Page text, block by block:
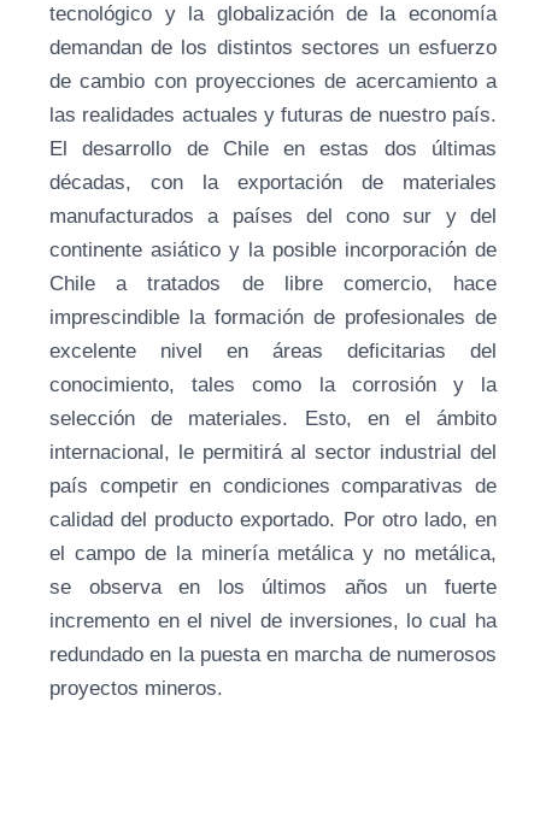
tecnológico y la globalización de la economía
demandan de los distintos sectores un esfuerzo
de cambio con proyecciones de acercamiento a
las realidades actuales y futuras de nuestro país.
El desarrollo de Chile en estas dos últimas
décadas, con la exportación de materiales
manufacturados a países del cono sur y del
continente asiático y la posible incorporación de
Chile a tratados de libre comercio, hace
imprescindible la formación de profesionales de
excelente nivel en áreas deficitarias del
conocimiento, tales como la corrosión y la
selección de materiales. Esto, en el ámbito
internacional, le permitirá al sector industrial del
país competir en condiciones comparativas de
calidad del producto exportado. Por otro lado, en
el campo de la minería metálica y no metálica,
se observa en los últimos años un fuerte
incremento en el nivel de inversiones, lo cual ha
redundado en la puesta en marcha de numerosos
proyectos mineros.